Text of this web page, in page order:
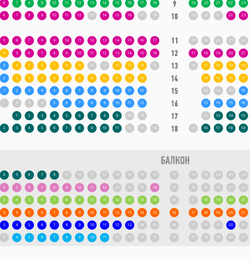
14 15 16 17
13 14 15 16
13 14 15 16
12 13 14 15
16
15 17 18 19
6 7 8 9 10 11 12 13 14 15 16 17 18
4 5 6 7 8 9 10 12 13 14 15 16 17 18 19 20 21 22
3 4 5 6 7 8 9 10 11 12 13 14 15 16 17 18 19 20 21
3 4 5 6 7 8 9 10 11 12 13 14 15 16 17 18 19 20 21
3 4 5 6 7 8 9 10 11 12 13 14 15 16 17 18 19 20 21
3 4 5 6 7 8 9 10 11 12 13 14 15 16 17 18 19 20 21
4 5 6 7 8 9 10 11 12 13 14 15 16 17 18 19 20 21 22
5 6 7 8 9 10 11 12 13 14 15 16 17
4 5 6 7 8 9 10 11 12 13 14 15 16
3 4 5 6 7 8 9 10 12 13 14 15
2 3 4 5 6 7 8 9 10 11 12 13
1 2 3 4 5 6 7 8 9 10 11 12
2 3 4 5 6 7 8 9 10 11 12
2
1 3 4 5 6 7 8 9 10 11
5
4
3
2 6 7 8 9 10 11 12 13 14
6 7 8 9 10 11 12 13 14 15 16 17 18
19 20 21 22 23
19
18 19 20 21 22
17 18 19 20 21
16 17 18 19 20
20 21 22 23